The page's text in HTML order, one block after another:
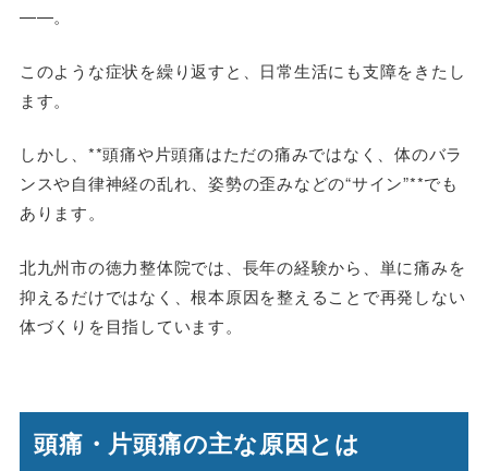
——。
このような症状を繰り返すと、日常生活にも支障をきたし
ます。
しかし、**頭痛や片頭痛はただの痛みではなく、体のバラ
ンスや自律神経の乱れ、姿勢の歪みなどの“サイン”**でも
あります。
北九州市の徳力整体院では、長年の経験から、単に痛みを
抑えるだけではなく、根本原因を整えることで再発しない
体づくりを目指しています。
頭痛・片頭痛の主な原因とは